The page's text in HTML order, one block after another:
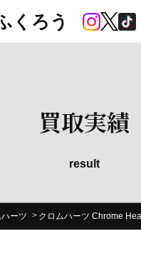
くろう
買取実績
result
ーツ クロムハーツ Chrome